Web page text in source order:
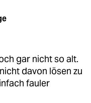
gar nicht so alt.
davon lösen zu
fauler